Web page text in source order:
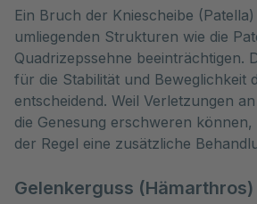
Ein Bruch der Kniescheibe
umliegenden Strukturen wie die
Quadrizepssehne beeinträchtigen.
für die Stabilität und Beweglichkeit
entscheidend. Weil Verletzungen
die Genesung erschweren
der Regel eine zusätzliche
Gelenkerguss (Hämarthros)